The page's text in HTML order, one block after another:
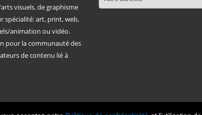
visuels, de graphisme
spécialité: art, print, web,
animation ou vidéo.
pour la communauté des
de contenu lié à